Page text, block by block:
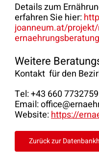
Details zum
erfahren Sie hier:
joanneum.at/
Weitere
Kontakt für den
Tel: +43 660 7732759
Email:
Website:https://
Zurück zur